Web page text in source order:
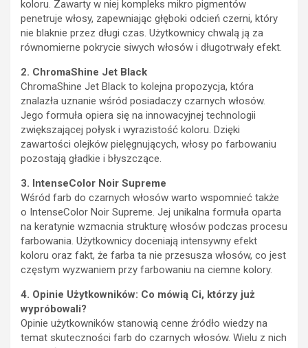
koloru. Zawarty w niej kompleks mikro pigmentów
penetruje włosy, zapewniając głęboki odcień czerni, który
nie blaknie przez długi czas. Użytkownicy chwalą ją za
równomierne pokrycie siwych włosów i długotrwały efekt.
2. ChromaShine Jet Black
ChromaShine Jet Black to kolejna propozycja, która
znalazła uznanie wśród posiadaczy czarnych włosów.
Jego formuła opiera się na innowacyjnej technologii
zwiększającej połysk i wyrazistość koloru. Dzięki
zawartości olejków pielęgnujących, włosy po farbowaniu
pozostają gładkie i błyszczące.
3. IntenseColor Noir Supreme
Wśród farb do czarnych włosów warto wspomnieć także
o IntenseColor Noir Supreme. Jej unikalna formuła oparta
na keratynie wzmacnia strukturę włosów podczas procesu
farbowania. Użytkownicy doceniają intensywny efekt
koloru oraz fakt, że farba ta nie przesusza włosów, co jest
częstym wyzwaniem przy farbowaniu na ciemne kolory.
4. Opinie Użytkowników: Co mówią Ci, którzy już
wypróbowali?
Opinie użytkowników stanowią cenne źródło wiedzy na
temat skuteczności farb do czarnych włosów. Wielu z nich